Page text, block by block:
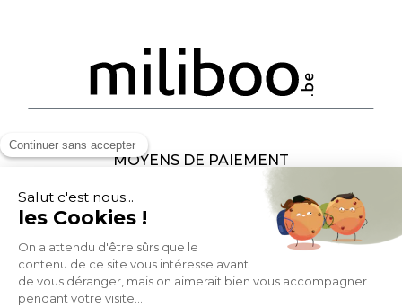
MOYENS DE PAIEMENT
SOCIAL NETWORK